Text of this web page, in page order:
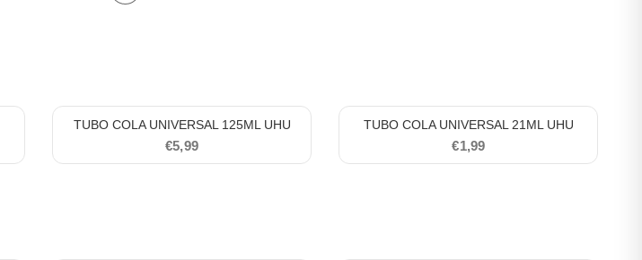
TUBO COLA UNIVERSAL 125ML UHU
€5,99
TUBO COLA UNIVERSAL 21ML UHU
€1,99